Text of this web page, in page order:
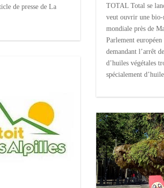
de presse de La
TOTAL Total se
veut ouvrir une
mondiale près de
Parlement
demandant l’arrêt
d’huiles végétales
spécialement d’huile